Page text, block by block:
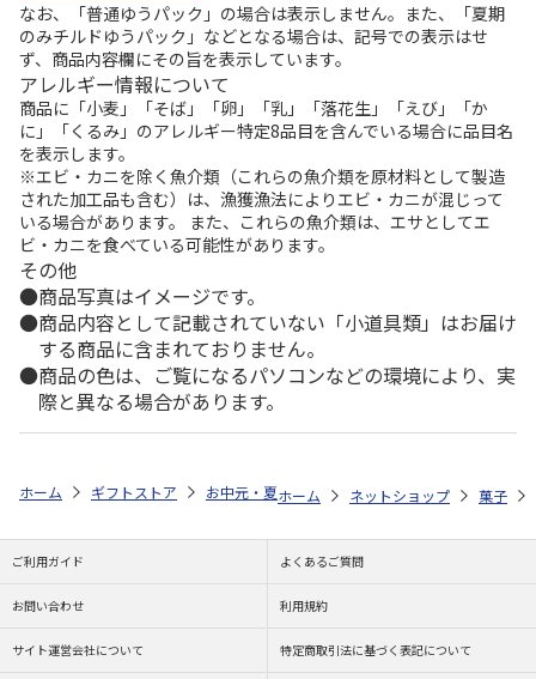
なお、「普通ゆうパック」の場合は表示しません。また、「夏期
のみチルドゆうパック」などとなる場合は、記号での表示はせ
ず、商品内容欄にその旨を表示しています。
アレルギー情報について
商品に「小麦」「そば」「卵」「乳」「落花生」「えび」「か
に」「くるみ」のアレルギー特定8品目を含んでいる場合に品目名
を表示します。
※エビ・カニを除く魚介類（これらの魚介類を原材料として製造
された加工品も含む）は、漁獲漁法によりエビ・カニが混じって
いる場合があります。 また、これらの魚介類は、エサとしてエ
ビ・カニを食べている可能性があります。
その他
商品写真はイメージです。
商品内容として記載されていない「小道具類」はお届け
する商品に含まれておりません。
商品の色は、ご覧になるパソコンなどの環境により、実
際と異なる場合があります。
ホーム ギフトストア お中元・夏ギフト特集 2026 ゆうゆうギフト
ホーム ネットショップ 菓子
ご利用ガイド よくあるご質問
お問い合わせ 利用規約
サイト運営会社について 特定商取引法に基づく表記について